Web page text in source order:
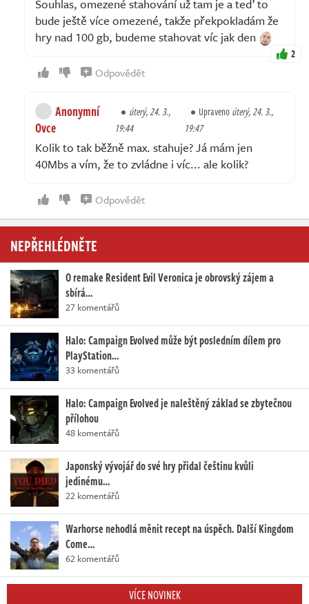
Souhlas, omezené stahování už tam je a teď to
bude ještě více omezené, takže překpokladám že
hry nad 100 gb, budeme stahovat víc jak den
2
Odpovědět
Anonymní
Ovce
úterý, 24. 3.,
19:44
Upravenoúterý, 24. 3.,
19:47
Kolik to tak běžně max. stahuje? Já mám jen
40Mbs a vím, že to zvládne i víc... ale kolik?
Odpovědět
NEPŘEHLÉDNĚTE
O remake Resident Evil Veronica je obrovský zájem a
sbírá…
27 komentářů
Halo: Campaign Evolved může být posledním dílem pro
PlayStation…
33 komentářů
Halo: Campaign Evolved je naleštěný základ se zbytečnou
přílohou
48 komentářů
Japonský vývojář do své hry přidal češtinu kvůli
jedinému…
22 komentářů
Warhorse nehodlá měnit recept na úspěch. Další Kingdom
Come…
62 komentářů
VÍCE NOVINEK